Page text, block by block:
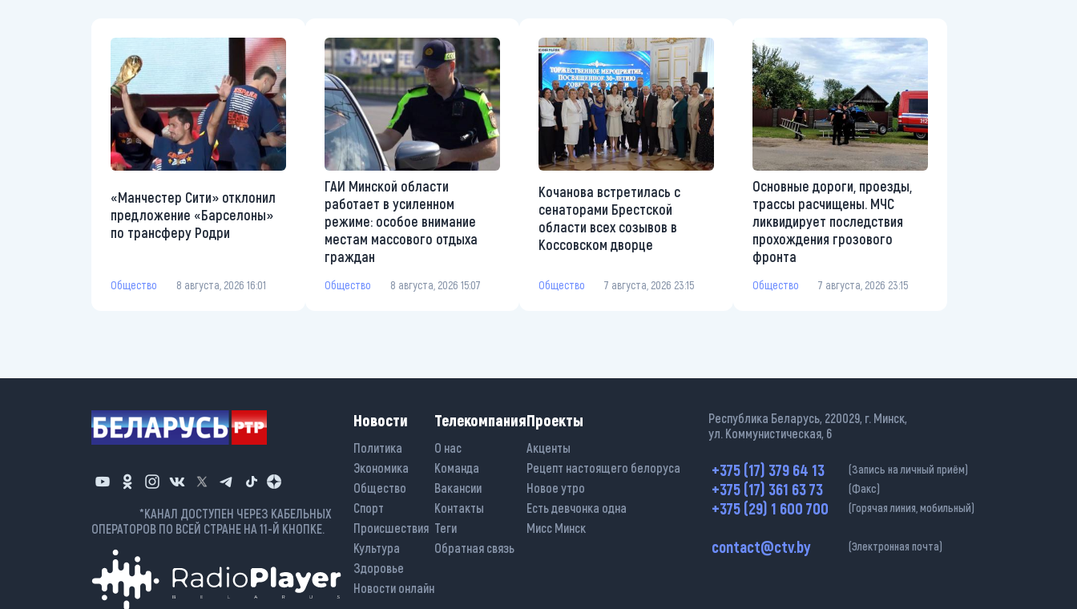
«Манчестер Сити» отклонил
предложение «Барселоны»
по трансферу Родри
Общество 8 августа, 2026 16:01
ГАИ Минской области
работает в усиленном
режиме: особое внимание
местам массового отдыха
граждан
Общество 8 августа, 2026 15:07
Кочанова встретилась с
сенаторами Брестской
области всех созывов в
Коссовском дворце
Общество 7 августа, 2026 23:15
Основные дороги, проезды,
трассы расчищены. МЧС
ликвидирует последствия
прохождения грозового
фронта
Общество 7 августа, 2026 23:15
*КАНАЛ ДОСТУПЕН ЧЕРЕЗ КАБЕЛЬНЫХ
ОПЕРАТОРОВ ПО ВСЕЙ СТРАНЕ НА 11-Й КНОПКЕ.
Новости
Политика
Экономика
Общество
Спорт
Происшествия
Культура
Здоровье
Новости онлайн
Телекомпания
О нас
Команда
Вакансии
Контакты
Теги
Обратная связь
Проекты
Акценты
Рецепт настоящего белоруса
Новое утро
Есть девчонка одна
Мисс Минск
Республика Беларусь, 220029, г. Минск,
ул. Коммунистическая, 6
+375 (17) 379 64 13 (Запись на личный приём)
+375 (17) 361 63 73 (Факс)
+375 (29) 1 600 700 (Горячая линия, мобильный)
contact@ctv.by (Электронная почта)